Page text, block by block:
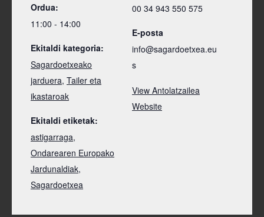
Ordua:
11:00 - 14:00
Ekitaldi kategoria:
Sagardoetxeako
jarduera, Tailer eta
ikastaroak
Ekitaldi etiketak:
astigarraga,
Ondarearen Europako
Jardunaldiak,
Sagardoetxea
00 34 943 550 575
E-posta
info@sagardoetxea.eu
s
View Antolatzailea
Website